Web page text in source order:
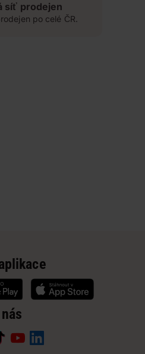
síť prodejen
po celé ČR.